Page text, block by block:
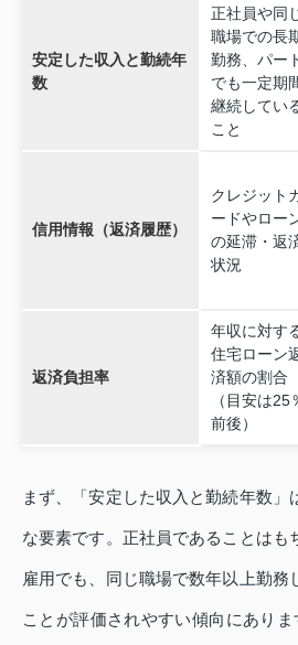
安定した収入と勤続年
数
正社員や同
職場での長
勤務、パー
でも一定期
継続してい
こと
信用情報（返済履歴）
クレジット
ードやロー
の延滞・返
状況
返済負担率
年収に対す
住宅ローン
済額の割合
（目安は25
前後）
まず、「安定した収入と勤続年数」
な要素です。正社員であることはも
雇用でも、同じ職場で数年以上勤務
ことが評価されやすい傾向にあり